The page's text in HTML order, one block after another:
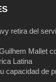
retira del
Mallet
Latina
capacidad de